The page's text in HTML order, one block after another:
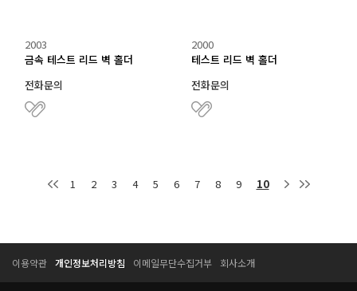
2003
금속 테스트 리드 벽 홀더
전화문의
2000
테스트 리드 벽 홀더
전화문의
1 2 3 4 5 6 7 8 9 10
이용약관 개인정보처리방침 이메일무단수집거부 회사소개